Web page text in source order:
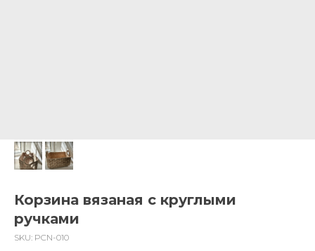
Корзина вязаная с круглыми
ручками
SKU: PCN-010